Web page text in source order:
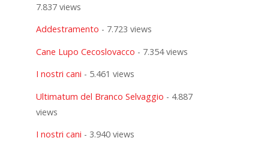
7.837 views
Addestramento - 7.723 views
Cane Lupo Cecoslovacco - 7.354 views
I nostri cani - 5.461 views
Ultimatum del Branco Selvaggio - 4.887
views
I nostri cani - 3.940 views